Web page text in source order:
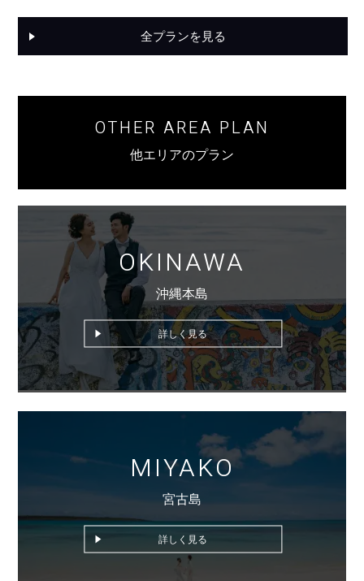
全プランを見る
OTHER AREA PLAN
他エリアのプラン
OKINAWA
沖縄本島
詳しく見る
MIYAKO
宮古島
詳しく見る